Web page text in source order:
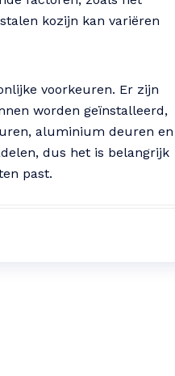
kozijn kan variëren
voorkeuren. Er zijn
worden geïnstalleerd,
aluminium deuren en
dus het is belangrijk
past.